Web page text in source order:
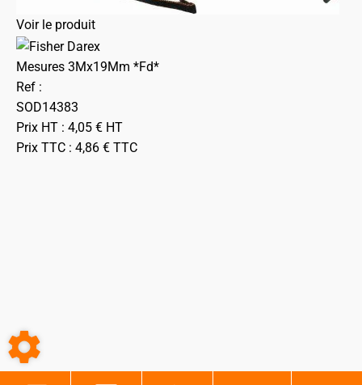
Voir le produit
Mesures 3Mx19Mm *Fd*
Ref :
SOD14383
Prix HT : 4,05 € HT
Prix TTC : 4,86 € TTC